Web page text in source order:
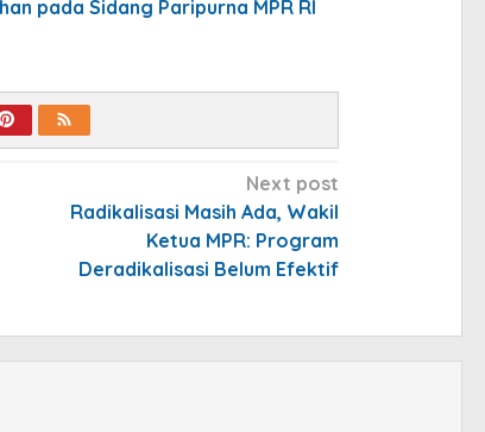
pada Sidang Paripurna MPR RI
Next post
Radikalisasi Masih Ada, Wakil
Ketua MPR: Program
Deradikalisasi Belum Efektif